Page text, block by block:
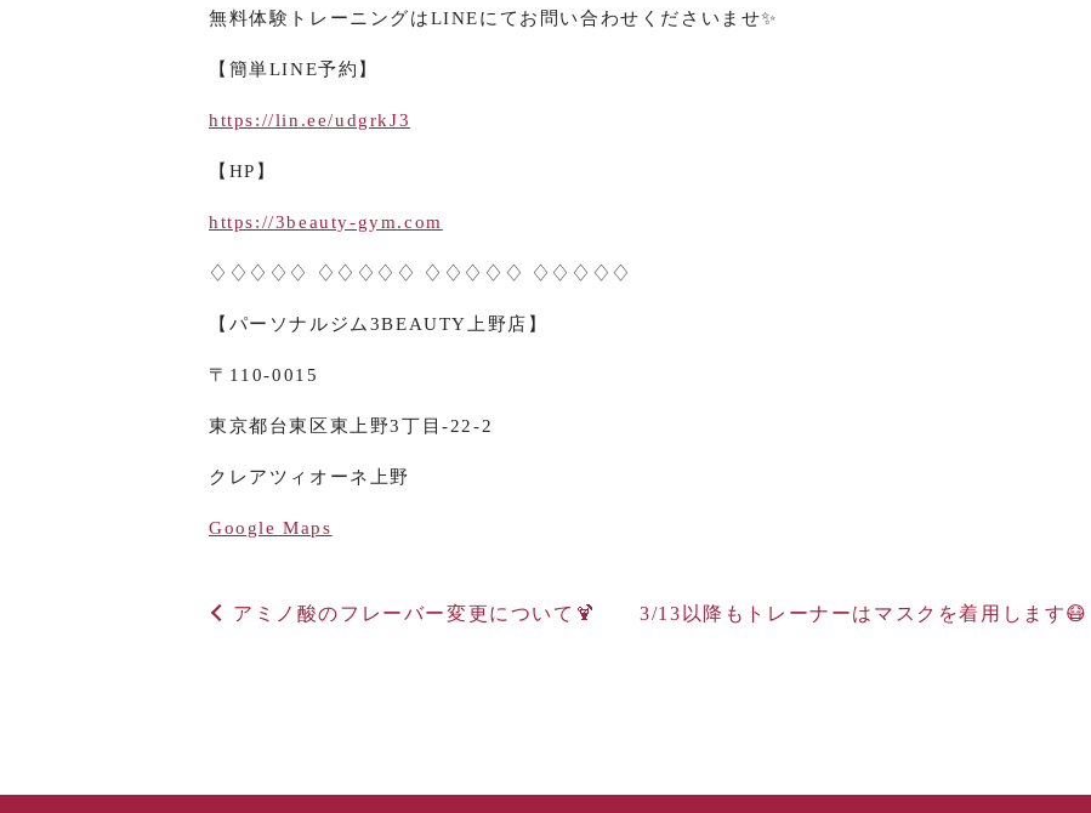
無料体験トレーニングはLINEにてお問い合わせくださいませ✨
【簡単LINE予約】
https://lin.ee/udgrkJ3
【 HP 】
https://3beauty-gym.com
♢♢♢♢♢ ♢♢♢♢♢ ♢♢♢♢♢ ♢♢♢♢♢
【パーソナルジム 3BEAUTY 上野店】
〒 110-0015
東京都台東区東上野3丁目-22-2
クレアツィオーネ上野
Google Maps
アミノ酸のフレーバー変更について🍹 3/13以降もトレーナーはマスクを着用します😷